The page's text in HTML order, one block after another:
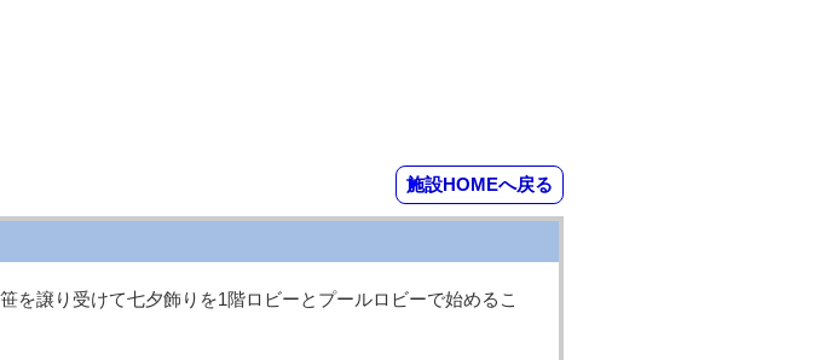
施設HOMEへ戻る
を譲り受けて七夕飾りを1階ロビーとプールロビーで始めるこ